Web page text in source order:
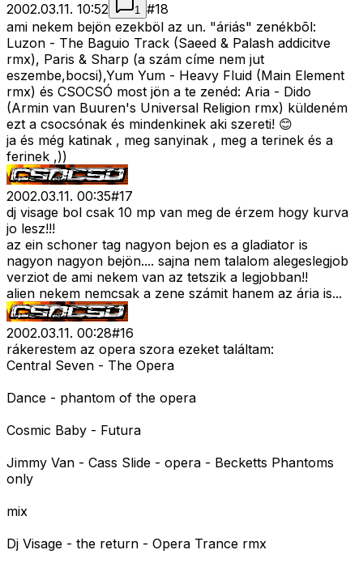
2002.03.11. 10:52
1 #18
ami nekem bejön ezekböl az un. "áriás" zenékbõl:
Luzon - The Baguio Track (Saeed & Palash addicitve
rmx), Paris & Sharp (a szám címe nem jut
eszembe,bocsi),Yum Yum - Heavy Fluid (Main Element
rmx) és CSOCSÓ most jön a te zenéd: Aria - Dido
(Armin van Buuren's Universal Religion rmx) küldeném
ezt a csocsónak és mindenkinek aki szereti! 😊
ja és még katinak , meg sanyinak , meg a terinek és a
ferinek ,))
2002.03.11. 00:35#17
dj visage bol csak 10 mp van meg de érzem hogy kurva
jo lesz!!!
az ein schoner tag nagyon bejon es a gladiator is
nagyon nagyon bejön.... sajna nem talalom alegeslegjob
verziot de ami nekem van az tetszik a legjobban!!
alien nekem nemcsak a zene számit hanem az ária is...
2002.03.11. 00:28#16
rákerestem az opera szora ezeket találtam:
Central Seven - The Opera
Dance - phantom of the opera
Cosmic Baby - Futura
Jimmy Van - Cass Slide - opera - Becketts Phantoms
only
mix
Dj Visage - the return - Opera Trance rmx